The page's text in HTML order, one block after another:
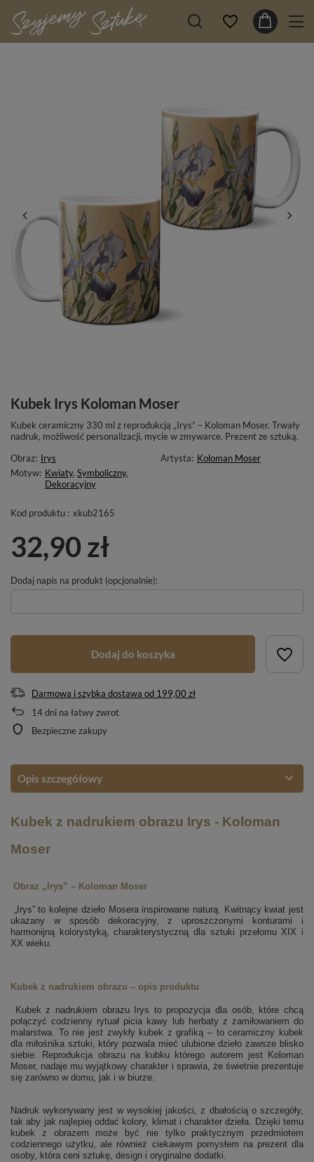
Kubek Irys Koloman Moser
Kubek ceramiczny 330 ml z reprodukcją „Irys” – Koloman Moser. Trwały
nadruk, możliwość personalizacji, mycie w zmywarce. Prezent ze sztuką.
Obraz: Irys Artysta: Koloman Moser
Motyw: Kwiaty, Symboliczny,
Dekoracyjny
Kod produktu : xkub2165
32,90 zł
Dodaj napis na produkt (opcjonalnie):
Dodaj do koszyka
Darmowa i szybka dostawa od 199,00 zł
14dni na łatwy zwrot
Bezpieczne zakupy
Opis szczegółowy
Kubek z nadrukiem obrazu Irys - Koloman
Moser
Obraz „Irys” – Koloman Moser
„Irys” to kolejne dzieło Mosera inspirowane naturą. Kwitnący kwiat jest
ukazany w sposób dekoracyjny, z uproszczonymi konturami i
harmonijną kolorystyką, charakterystyczną dla sztuki przełomu XIX i
XX wieku.
Kubek z nadrukiem obrazu – opis produktu
Kubek z nadrukiem obrazu Irys to propozycja dla osób, które chcą
połączyć codzienny rytuał picia kawy lub herbaty z zamiłowaniem do
malarstwa. To nie jest zwykły kubek z grafiką – to ceramiczny kubek
dla miłośnika sztuki, który pozwala mieć ulubione dzieło zawsze blisko
siebie. Reprodukcja obrazu na kubku którego autorem jest Koloman
Moser, nadaje mu wyjątkowy charakter i sprawia, że świetnie prezentuje
się zarówno w domu, jak i w biurze.
Nadruk wykonywany jest w wysokiej jakości, z dbałością o szczegóły,
tak aby jak najlepiej oddać kolory, klimat i charakter dzieła. Dzięki temu
kubek z obrazem może być nie tylko praktycznym przedmiotem
codziennego użytku, ale również ciekawym pomysłem na prezent dla
osoby, która ceni sztukę, design i oryginalne dodatki.